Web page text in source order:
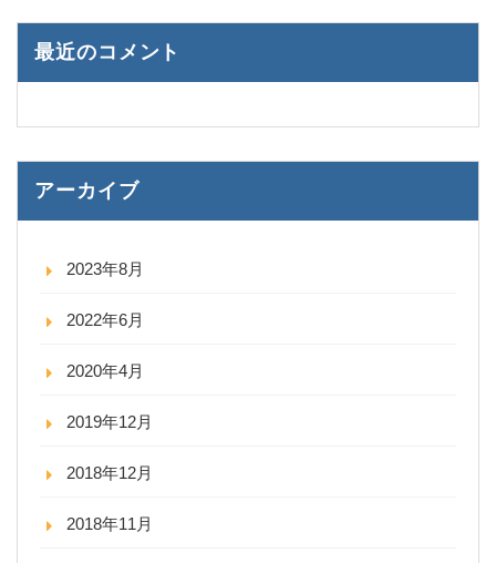
最近のコメント
アーカイブ
2023年8月
2022年6月
2020年4月
2019年12月
2018年12月
2018年11月